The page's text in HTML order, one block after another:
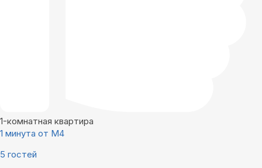
1-комнатная квартира
1 минута от М4
5 гостей